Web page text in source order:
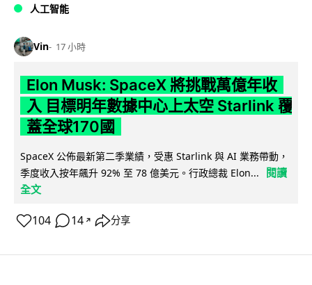
人工智能
Vin 17 小時
Elon Musk: SpaceX 將挑戰萬億年收
入 目標明年數據中心上太空 Starlink 覆
蓋全球170國
SpaceX 公佈最新第二季業績，受惠 Starlink 與 AI 業務帶動，
季度收入按年飆升 92% 至 78 億美元。行政總裁 Elon...
閱讀
全文
104 14 ↗ 分享